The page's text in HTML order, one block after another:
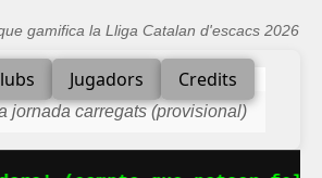
gamifica la Lliga Catalan d'escacs 2026
Jugadors Credits
jornada carregats (provisional)